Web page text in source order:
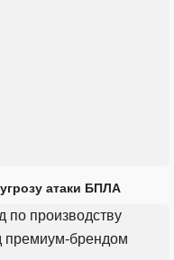
атаки БПЛА